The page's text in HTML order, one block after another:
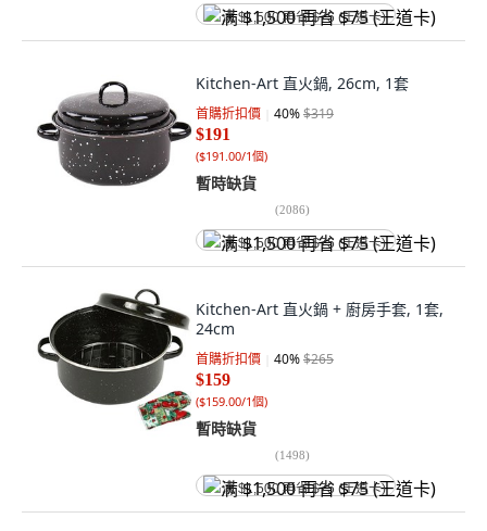
满 $1,500 再省 $75 (王道卡)
Kitchen-Art 直火鍋, 26cm, 1套
首購折扣價 40%$319
$191
($191.00/1個)
暫時缺貨
(2086)
满 $1,500 再省 $75 (王道卡)
Kitchen-Art 直火鍋 + 廚房手套, 1套,
24cm
首購折扣價 40%$265
$159
($159.00/1個)
暫時缺貨
(1498)
满 $1,500 再省 $75 (王道卡)